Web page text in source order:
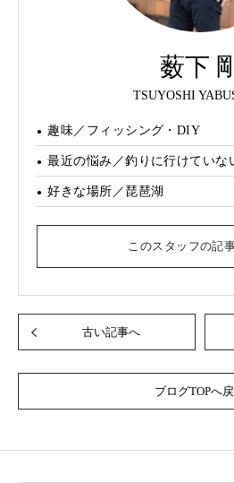
薮下
TSUYOSHI
趣味／フィッシング・DIY
最近の悩み／釣りに行けていな
好きな場所／琵琶湖
このスタッフの記
古い記事へ
ブログTOPへ